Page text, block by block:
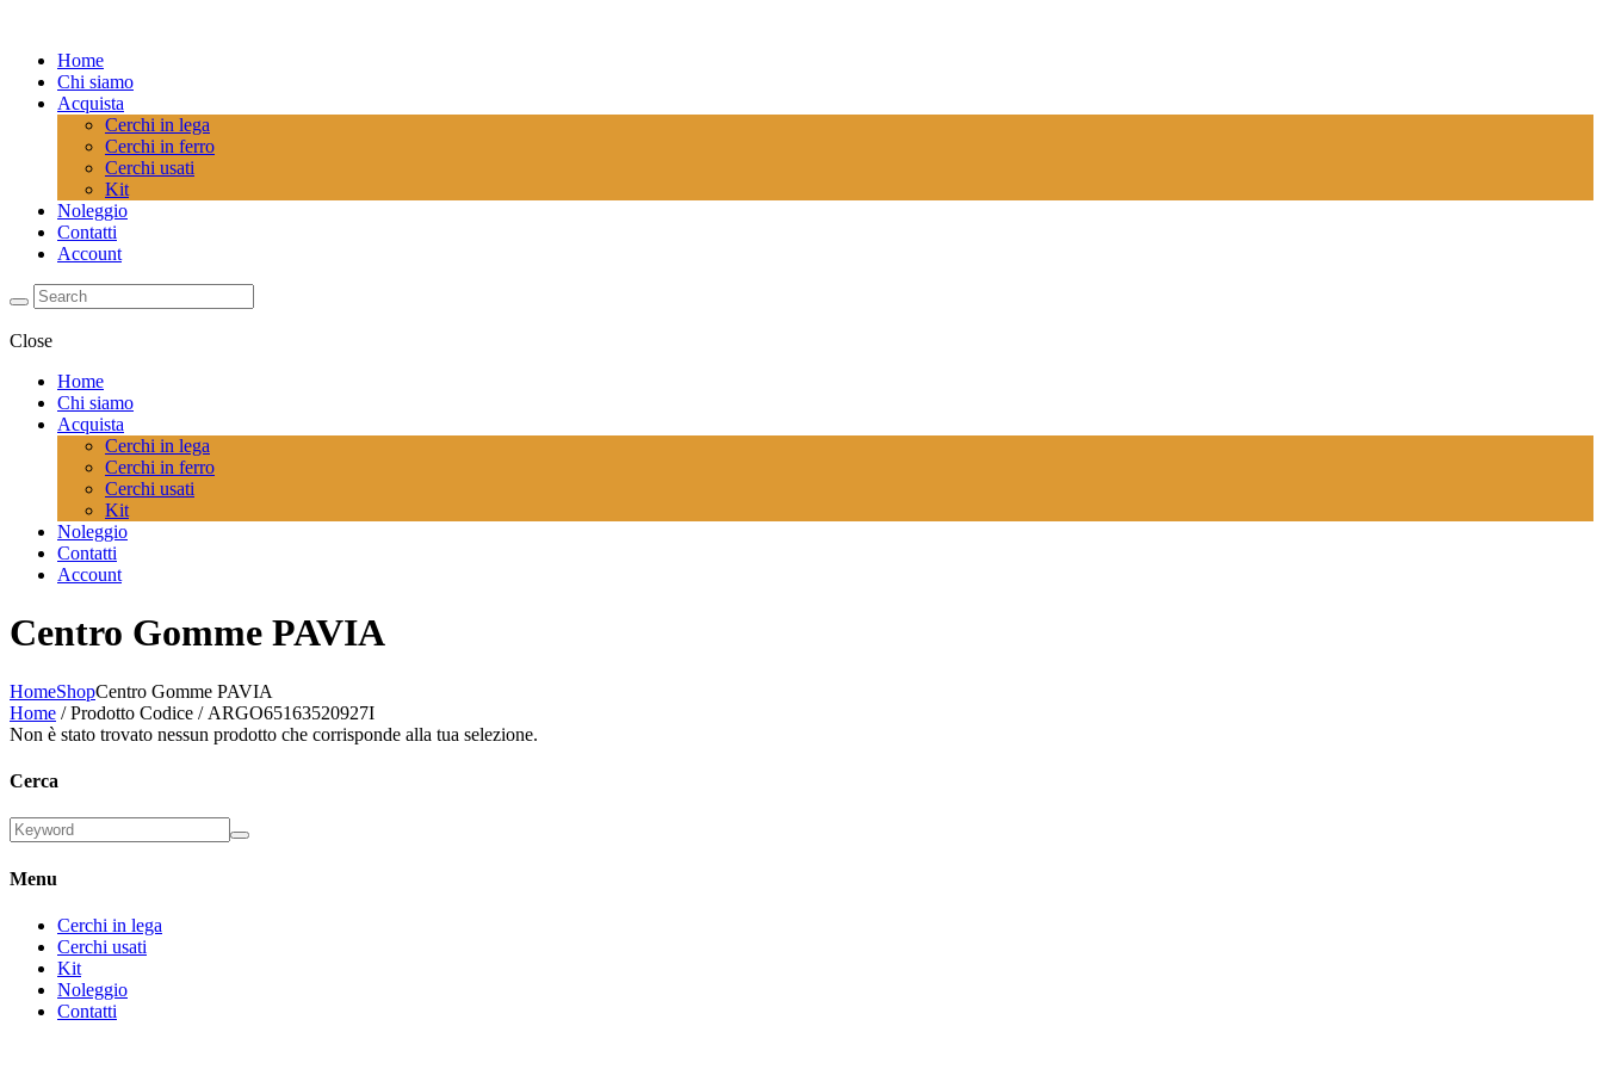
Home
Chi siamo
Acquista
Cerchi in lega
Cerchi in ferro
Cerchi usati
Kit
Noleggio
Contatti
Account
Close
Home
Chi siamo
Acquista
Cerchi in lega
Cerchi in ferro
Cerchi usati
Kit
Noleggio
Contatti
Account
Centro Gomme PAVIA
HomeShopCentro Gomme PAVIA
Home / Prodotto Codice / ARGO65163520927I
Non è stato trovato nessun prodotto che corrisponde alla tua selezione.
Cerca
Menu
Cerchi in lega
Cerchi usati
Kit
Noleggio
Contatti